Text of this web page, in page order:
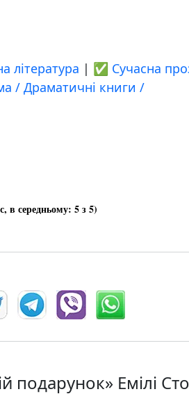
література | ✅ Сучасна
/ Драматичні книги /
в середньому: 5з 5)
подарунок» Емілі